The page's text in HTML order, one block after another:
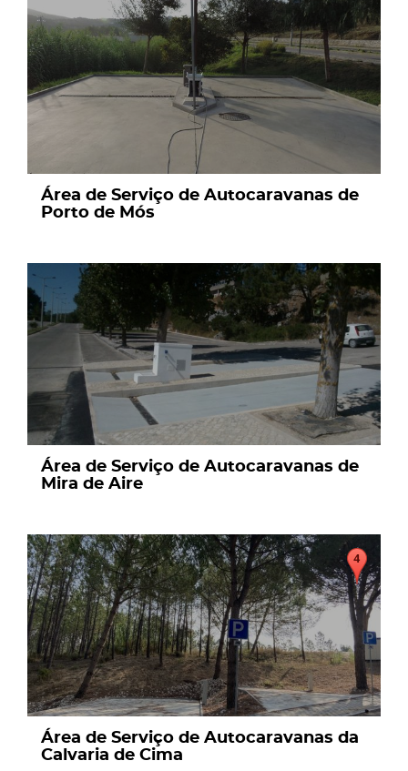
Área de Serviço de Autocaravanas de
Porto de Mós
page
Área de Serviço de Autocaravanas de
Mira de Aire
page
Área de Serviço de Autocaravanas da
Calvaria de Cima